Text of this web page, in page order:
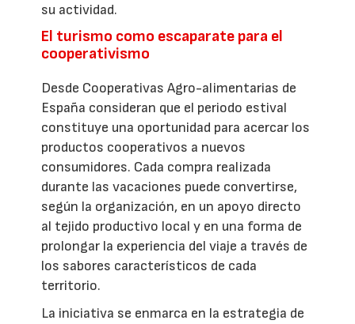
su actividad.
El turismo como escaparate para el
cooperativismo
Desde Cooperativas Agro-alimentarias de
España consideran que el periodo estival
constituye una oportunidad para acercar los
productos cooperativos a nuevos
consumidores. Cada compra realizada
durante las vacaciones puede convertirse,
según la organización, en un apoyo directo
al tejido productivo local y en una forma de
prolongar la experiencia del viaje a través de
los sabores característicos de cada
territorio.
La iniciativa se enmarca en la estrategia de